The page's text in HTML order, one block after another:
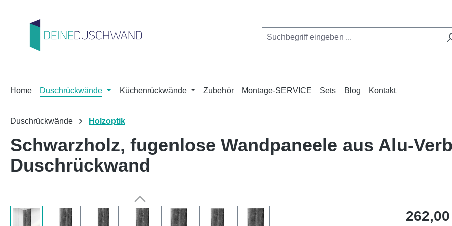
Home Duschrückwände Küchenrückwände Zubehör Montage-SERVICE Sets Blog Kontakt
Duschrückwände Holzoptik
Schwarzholz, fugenlose Wandpaneele aus Alu-
Duschrückwand
Regulärer